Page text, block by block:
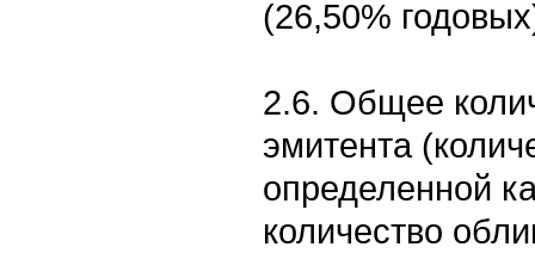
(26,50%
2.6. Общее
эмитента
определенной
количество